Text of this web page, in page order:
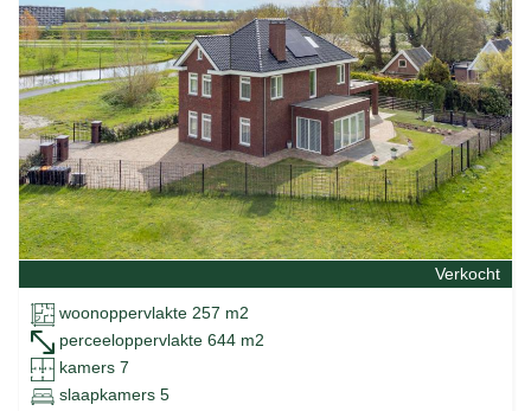
Verkocht
woonoppervlakte 257 m2
perceeloppervlakte 644 m2
kamers 7
slaapkamers 5